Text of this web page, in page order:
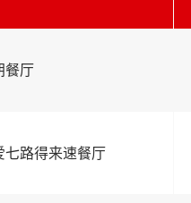
餐厅
路得来速餐厅